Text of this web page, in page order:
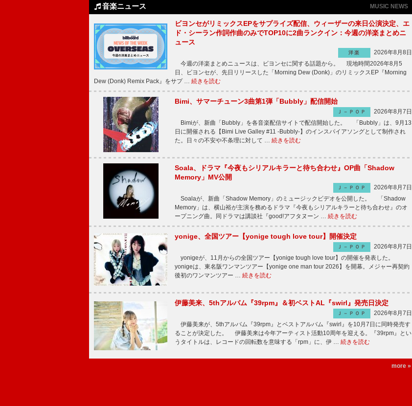
音楽ニュース MUSIC NEWS
ビヨンセがリミックスEPをサプライズ配信、ウィーザーの来日公演決定、エ
ド・シーラン作詞作曲のみでTOP10に2曲ランクイン：今週の洋楽まとめニ
ュース
洋楽
2026年8月8日
今週の洋楽まとめニュースは、ビヨンセに関する話題から。 現地時間2026年8月5
日、ビヨンセが、先日リリースした「Morning Dew (Donk)」のリミックスEP『Morning
Dew (Donk) Remix Pack』をサプ … 続きを読む
Bimi、サマーチューン3曲第1弾「Bubbly」配信開始
Ｊ－ＰＯＰ
2026年8月7日
Bimiが、新曲「Bubbly」を各音楽配信サイトで配信開始した。 「Bubbly」は、9月13
日に開催される【Bimi Live Galley #11 -Bubbly-】のインスパイアソングとして制作され
た。日々の不安や不条理に対して … 続きを読む
Soala、ドラマ『今夜もシリアルキラーと待ち合わせ』OP曲「Shadow
Memory」MV公開
Ｊ－ＰＯＰ
2026年8月7日
Soalaが、新曲「Shadow Memory」のミュージックビデオを公開した。 「Shadow
Memory」は、横山裕が主演を務めるドラマ『今夜もシリアルキラーと待ち合わせ』のオ
ープニング曲。同ドラマは講談社『good!アフタヌーン … 続きを読む
yonige、全国ツアー【yonige tough love tour】開催決定
Ｊ－ＰＯＰ
2026年8月7日
yonigeが、11月からの全国ツアー【yonige tough love tour】の開催を発表した。
yonigeは、東名阪ワンマンツアー【yonige one man tour 2026】を開幕。メジャー再契約
後初のワンマンツアー … 続きを読む
伊藤美来、5thアルバム『39rpm』＆初ベストAL『swirl』発売日決定
Ｊ－ＰＯＰ
2026年8月7日
伊藤美来が、5thアルバム『39rpm』とベストアルバム『swirl』を10月7日に同時発売す
ることが決定した。 伊藤美来は今年アーティスト活動10周年を迎える。『39rpm』とい
うタイトルは、レコードの回転数を意味する「rpm」に、伊 … 続きを読む
more »